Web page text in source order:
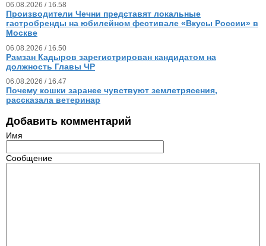
06.08.2026 / 16.58
Производители Чечни представят локальные
гастробренды на юбилейном фестивале «Вкусы России» в
Москве
06.08.2026 / 16.50
Рамзан Кадыров зарегистрирован кандидатом на
должность Главы ЧР
06.08.2026 / 16.47
Почему кошки заранее чувствуют землетрясения,
рассказала ветеринар
Добавить комментарий
Имя
Сообщение